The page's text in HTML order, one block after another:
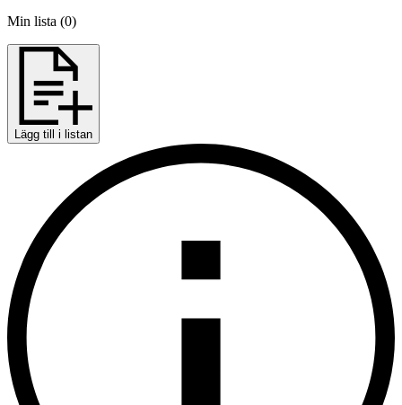
Min lista (0)
Lägg till i listan